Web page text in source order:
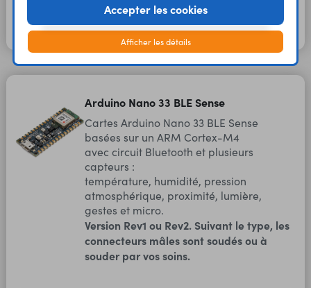
En stock 26,55 € TTC
Arduino Nano 33 BLE Sense
Cartes Arduino Nano 33 BLE Sense
basées sur un ARM Cortex-M4
avec circuit Bluetooth et plusieurs
capteurs :
température, humidité, pression
atmosphérique, proximité, lumière,
gestes et micro.
Version Rev1 ou Rev2. Suivant le type, les
connecteurs mâles sont soudés ou à
souder par vos soins.
Accepter les cookies
Afficher les détails